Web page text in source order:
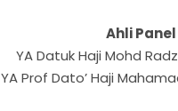
Ahli Panel
YA Datuk Haji Mohd
YA Prof Dato’ Haji